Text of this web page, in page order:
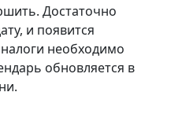
Достаточно
и появится
необходимо
обновляется в